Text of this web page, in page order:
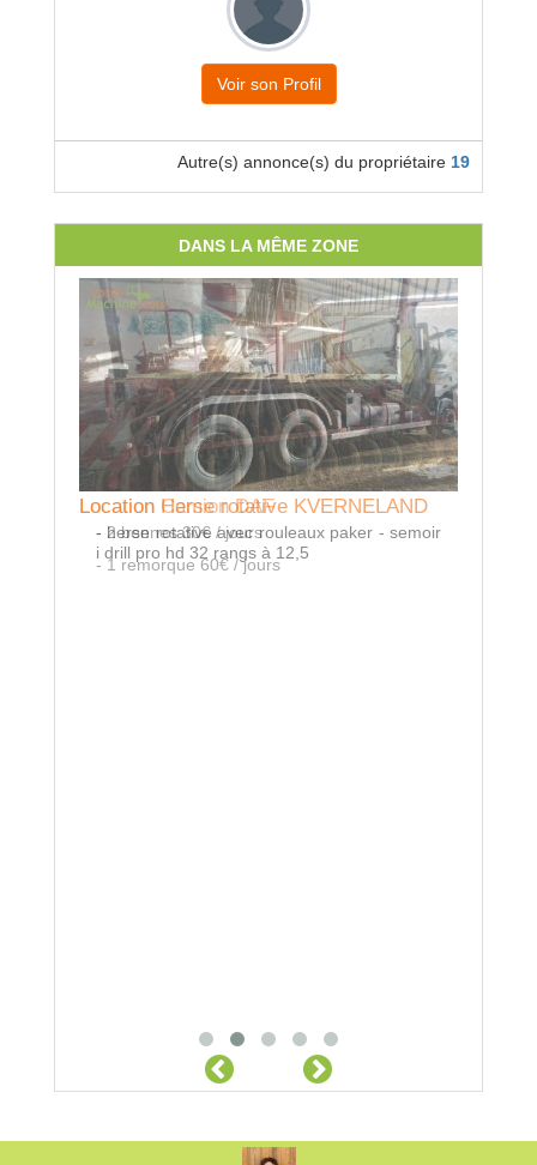
Voir son Profil
Autre(s) annonce(s) du propriétaire 19
DANS LA MÊME ZONE
Location Camion DAF
- 2 bennes 30€ / jours
- 1 remorque 60€ / jours
Location Herse rotative KVERNELAND
- herse rotative avec rouleaux paker - semoir
i drill pro hd 32 rangs à 12,5